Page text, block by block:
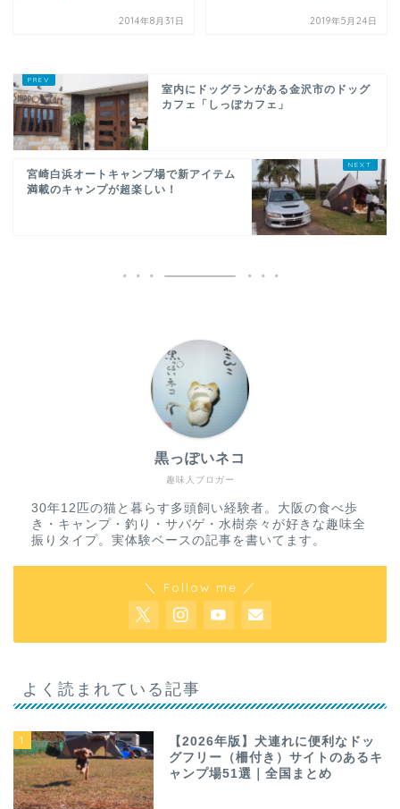
2014年8月31日 2019年5月24日
室内にドッグランがある金沢市のドッグ
カフェ「しっぽカフェ」
宮崎白浜オートキャンプ場で新アイテム
満載のキャンプが超楽しい！
趣味人ブロガー
黒っぽいネコ
30年12匹の猫と暮らす多頭飼い経験者。大阪の食べ歩
き・キャンプ・釣り・サバゲ・水樹奈々が好きな趣味全
振りタイプ。実体験ベースの記事を書いてます。
＼ Follow me ／
よく読まれている記事
1
【2026年版】犬連れに便利なドッ
グフリー（柵付き）サイトのあるキ
ャンプ場51選｜全国まとめ